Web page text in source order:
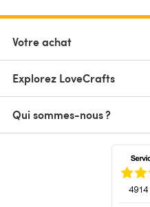
Votre achat
Explorez LoveCrafts
Qui sommes-nous ?